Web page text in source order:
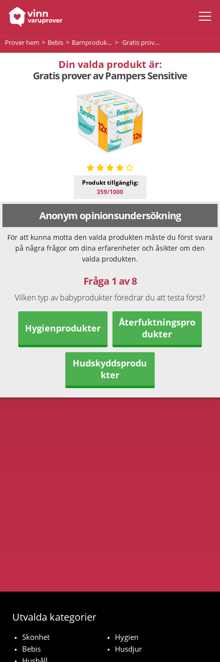
Prover hem Bebis Barnprodukter Gratis prover av Pampers Sensitive
Din valda produkt är:
Gratis prover av Pampers Sensitive
Produkt tillgänglig:
359/1000
Anonym opinionsundersökning
För att kunna motta den valda produkten måste du först svara
på några frågor om dina erfarenheter och åsikter om den
valda produkten.
Fråga 1 av 8
Vilken typ av babyprodukter föredrar du att testa först?
Hygienprodukter
Återfuktningspro
dukter
Hudskyddsprodu
kter
Utvalda kategorier
Skönhet
Hygien
Bebis
Husdjur